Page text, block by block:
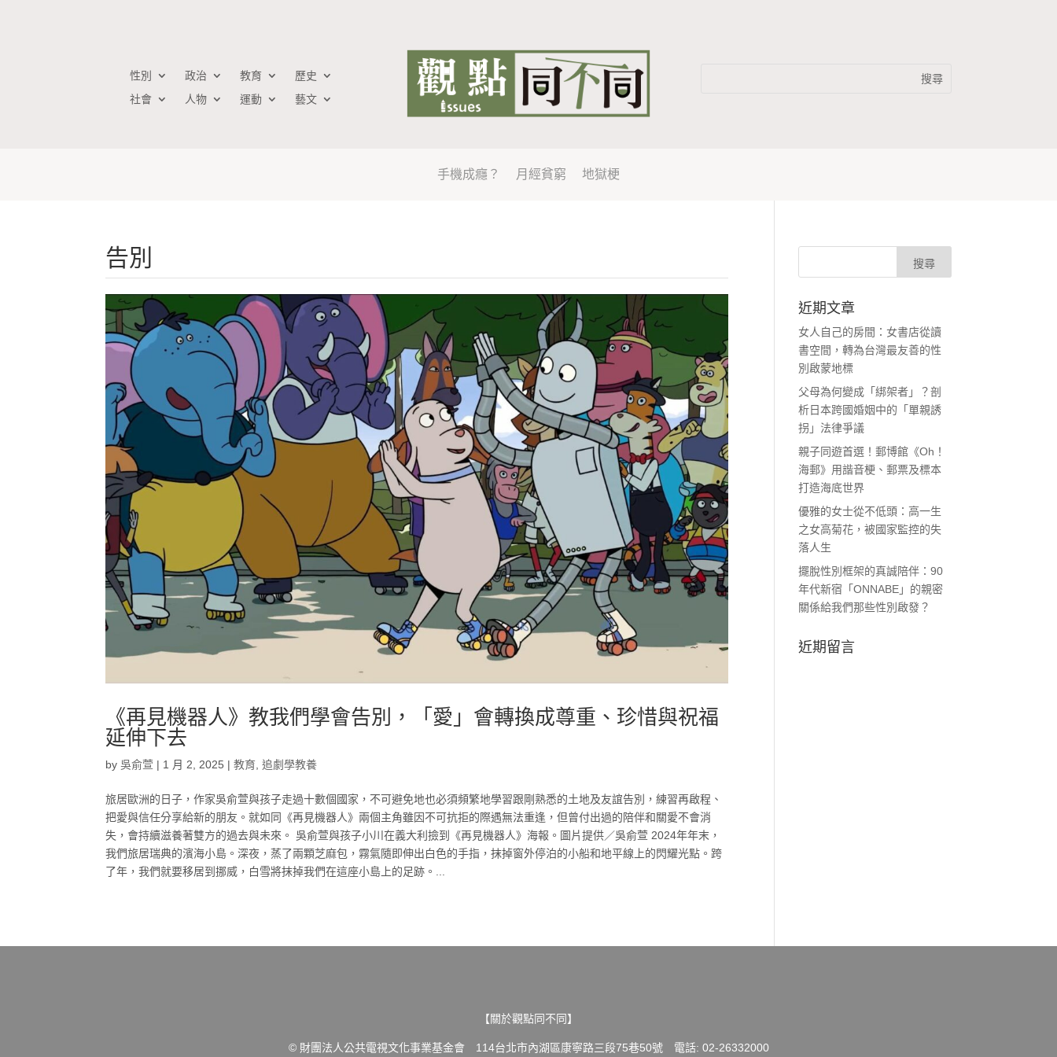
性別 政治 教育
歷史
社會
人物 運動 藝文
手機成癮？ 月經貧窮 地獄梗
告別
《再見機器人》教我們學會告別，「愛」會轉換成尊重、珍惜與祝福
延伸下去
by吳俞萱 | 1 月 2, 2025 |教育 ,追劇學教養
旅居歐洲的日子，作家吳俞萱與孩子走過十數個國家，不可避免地也必須頻繁地學習跟剛熟悉的土地及友誼告別，練習再啟程、
把愛與信任分享給新的朋友。就如同《再見機器人》兩個主角雖因不可抗拒的際遇無法重逢，但曾付出過的陪伴和關愛不會消
失，會持續滋養著雙方的過去與未來。 吳俞萱與孩子小川在義大利撿到《再見機器人》海報。圖片提供／吳俞萱 2024年年末，
我們旅居瑞典的濱海小島。深夜，蒸了兩顆芝麻包，霧氣隨即伸出白色的手指，抹掉窗外停泊的小船和地平線上的閃耀光點。跨
了年，我們就要移居到挪威，白雪將抹掉我們在這座小島上的足跡。...
近期文章
女人自己的房間：女書店從讀
書空間，轉為台灣最友善的性
別啟蒙地標
父母為何變成「綁架者」？剖
析日本跨國婚姻中的「單親誘
拐」法律爭議
親子同遊首選！郵博館《Oh！
海郵》用諧音梗、郵票及標本
打造海底世界
優雅的女士從不低頭：高一生
之女高菊花，被國家監控的失
落人生
擺脫性別框架的真誠陪伴：90
年代新宿「ONNABE」的親密
關係給我們那些性別啟發？
近期留言
【關於觀點同不同】
© 財團法人公共電視文化事業基金會 114台北市內湖區康寧路三段75巷50號 電話: 02-26332000